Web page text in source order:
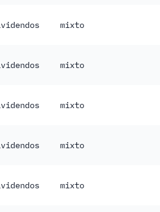
mixto
mixto
mixto
mixto
mixto